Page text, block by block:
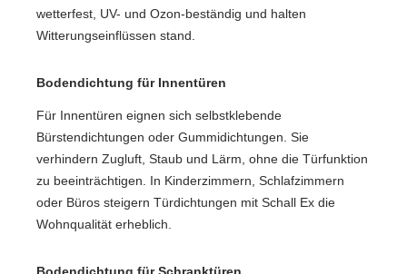
wetterfest, UV- und Ozon-beständig und halten
Witterungseinflüssen stand.
Bodendichtung für Innentüren
Für Innentüren eignen sich selbstklebende
Bürstendichtungen oder Gummidichtungen. Sie
verhindern Zugluft, Staub und Lärm, ohne die Türfunktion
zu beeinträchtigen. In Kinderzimmern, Schlafzimmern
oder Büros steigern Türdichtungen mit Schall Ex die
Wohnqualität erheblich.